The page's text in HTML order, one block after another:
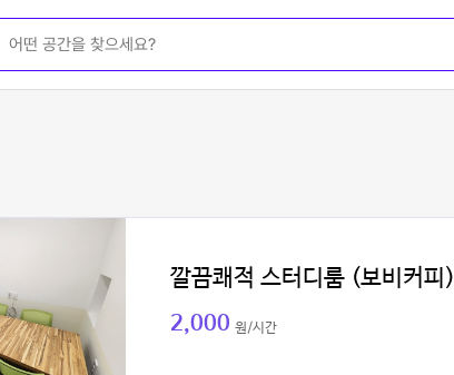
깔끔쾌적 스터디룸 (보비커피)
2,000 원/시간